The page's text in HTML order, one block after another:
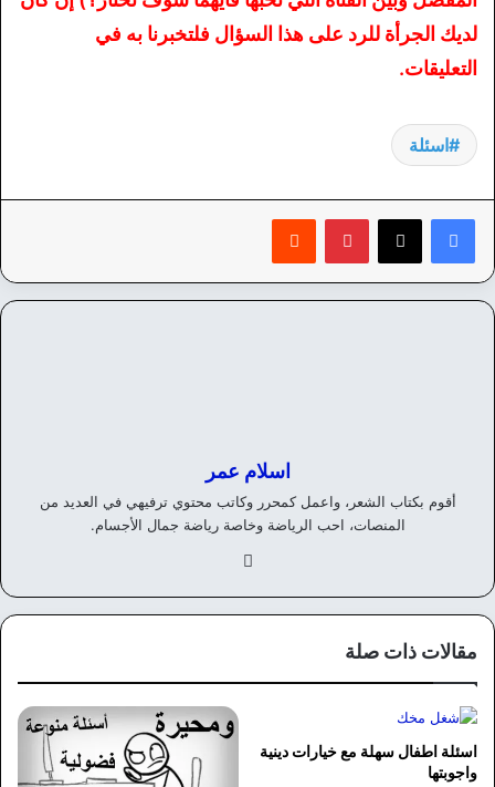
لديك الجرأة للرد على هذا السؤال فلتخبرنا به في
التعليقات.
اسئلة
بينتيريست
اسلام عمر
أقوم بكتاب الشعر، واعمل كمحرر وكاتب محتوي ترفيهي في العديد من
المنصات، احب الرياضة وخاصة رياضة جمال الأجسام.
وك
مقالات ذات صلة
اسئلة اطفال سهلة مع خيارات دينية
واجوبتها